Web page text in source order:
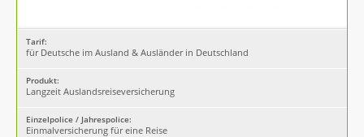
Tarif:
für Deutsche im Ausland & Ausländer in Deutschland
Produkt:
Langzeit Auslandsreiseversicherung
Einzelpolice / Jahrespolice:
Einmalversicherung für eine Reise